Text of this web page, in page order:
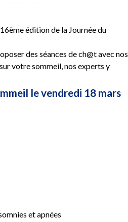
édition de la Journée du
des séances de ch@t avec nos
votre sommeil, nos experts y
le vendredi 18 mars
et apnées